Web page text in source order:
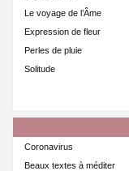
Le voyage de l’Âme
Expression de fleur
Perles de pluie
Solitude
Coronavirus
Beaux textes à méditer